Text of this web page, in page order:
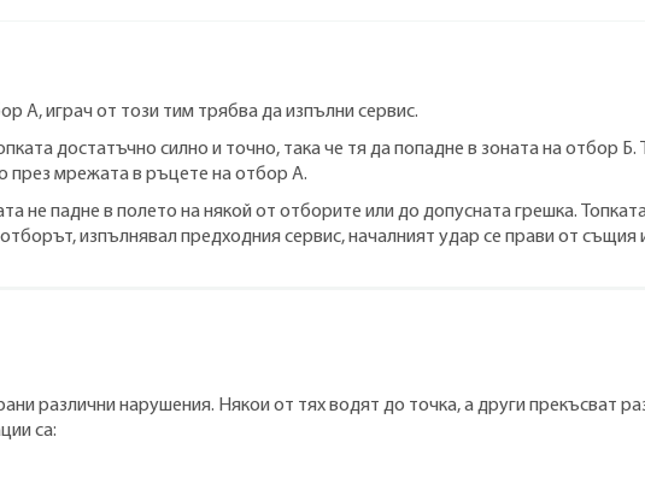
А, играч от този тим трябва да изпълни сервис.
достатъчно силно и точно, така че тя да попадне в зоната на отбор Б.
през мрежата в ръцете на отбор А.
не падне в полето на някой от отборите или до допусната грешка.
изпълнявал предходния сервис, началният удар се прави от същия
различни нарушения. Някои от тях водят до точка, а други прекъсват
са: